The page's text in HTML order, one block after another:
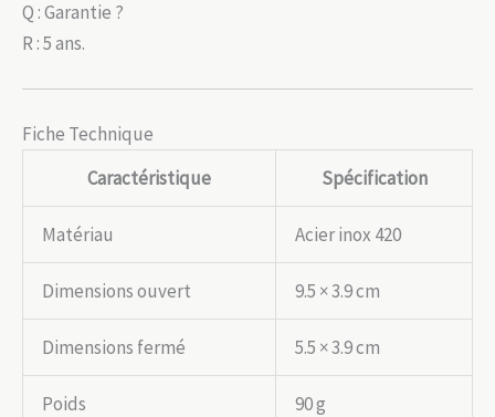
Q : Garantie ?
R : 5 ans.
Fiche Technique
Caractéristique
Spécification
Matériau Acier inox 420
Dimensions ouvert 9.5 × 3.9 cm
Dimensions fermé 5.5 × 3.9 cm
Poids 90 g